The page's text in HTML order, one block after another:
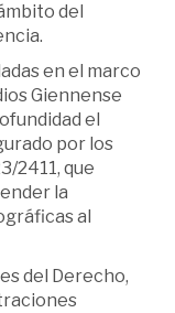
del
en el marco
Giennense
el
por los
2411, que
la
al
del Derecho,